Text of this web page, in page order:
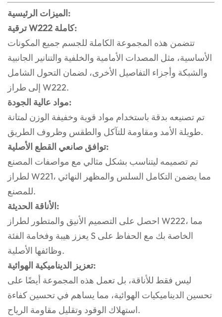
الميزات الرئيسية:
ترقية W222 كاملة:
تتضمن هذه المجموعة الكاملة للجسم جميع المكونات
الأساسية، مثل المصدات الأمامية والخلفية والتنانير الجانبية
والشبكة وأجزاء التفاصيل الأخرى، لضمان التحول الشامل
إلى طراز W222.
مواد عالية الجودة:
تم تصنيعه بدقة باستخدام مواد قوية وخفيفة الوزن لمتانة
طويلة الأمد ومقاومة للتآكل والطقس وظروف الطريق.
توافق صانعي القطع الأصلية:
تم تصميمه ليتناسب بشكل مثالي مع مواصفات المصنع
لطراز W221، مما يضمن التكامل السلس والمظهر النهائي
للمصنع.
الأناقة الحديثة:
احصل على التصميم الأنيق والمتطور لطراز W222، مما
يعزز هيبة وفخامة الفئة S الخاصة بك مع الحفاظ على
وظائفها الأصلية.
تعزيز الديناميكية الهوائية:
ليس فقط للأناقة، بل تعمل هذه المجموعة أيضًا على
تحسين الديناميكيات الهوائية، مما يساهم في تحسين كفاءة
استهلاك الوقود وتقليل مقاومة الرياح.